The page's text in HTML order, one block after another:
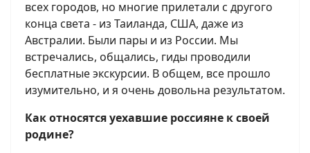
всех городов, но многие прилетали с другого
конца света - из Таиланда, США, даже из
Австралии. Были пары и из России. Мы
встречались, общались, гиды проводили
бесплатные экскурсии. В общем, все прошло
изумительно, и я очень довольна результатом.
Как относятся уехавшие россияне к своей
родине?